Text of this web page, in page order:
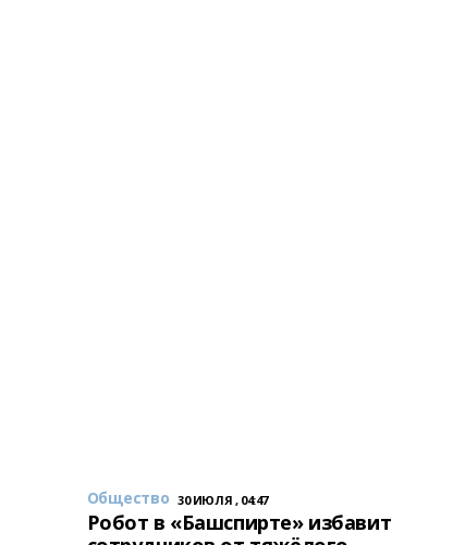
Общество 30 ИЮЛЯ , 04:47
Робот в «Башспирте» избавит